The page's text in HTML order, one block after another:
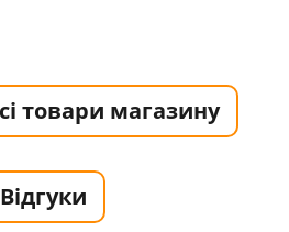
товари магазину
Відгуки